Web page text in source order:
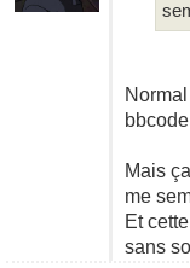
Mais
me
Et
sans